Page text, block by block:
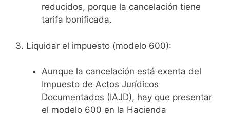
reducidos, porque la cancelación tiene
tarifa bonificada.
3. Liquidar el impuesto (modelo 600):
Aunque la cancelación está exenta del
Impuesto de Actos Jurídicos
Documentados (IAJD), hay que presentar
el modelo 600 en la Hacienda